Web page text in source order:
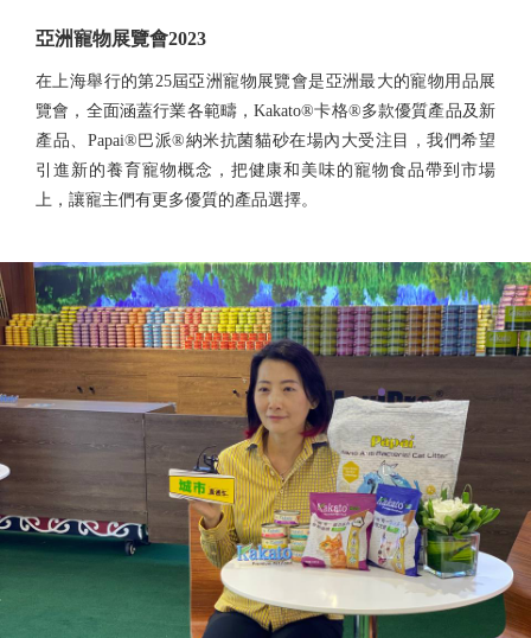
亞洲寵物展覽會2023
在上海舉行的第25屆亞洲寵物展覽會是亞洲最大的寵物用品展
覽會，全面涵蓋行業各範疇，Kakato®卡格®多款優質產品及新
產品、Papai®巴派®納米抗菌貓砂在場內大受注目，我們希望
引進新的養育寵物概念，把健康和美味的寵物食品帶到市場
上，讓寵主們有更多優質的產品選擇。